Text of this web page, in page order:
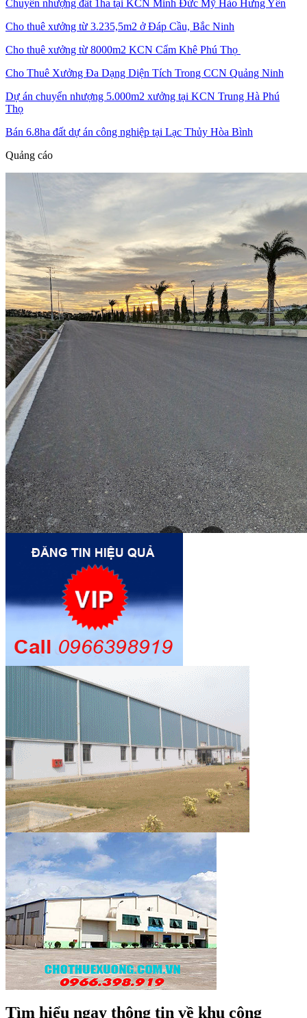
Chuyển nhượng đất 1ha tại KCN Minh Đức Mỹ Hào Hưng Yên
Cho thuê xưởng từ 3.235,5m2 ở Đáp Cầu, Bắc Ninh
Cho thuê xưởng từ 8000m2 KCN Cẩm Khê Phú Thọ
Cho Thuê Xưởng Đa Dạng Diện Tích Trong CCN Quảng Ninh
Dự án chuyển nhượng 5.000m2 xưởng tại KCN Trung Hà Phú
Thọ
Bán 6.8ha đất dự án công nghiệp tại Lạc Thủy Hòa Bình
Quảng cáo
Tìm hiểu ngay thông tin về khu công